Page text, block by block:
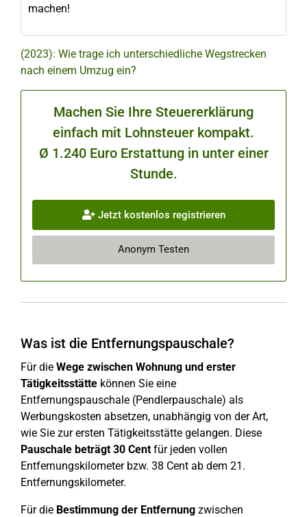
machen!
(2023): Wie trage ich unterschiedliche Wegstrecken
nach einem Umzug ein?
Machen Sie Ihre Steuererklärung
einfach mit Lohnsteuer kompakt.
Ø 1.240 Euro Erstattung in unter einer
Stunde.
Jetzt kostenlos registrieren
Anonym Testen
Was ist die Entfernungspauschale?
Für die Wege zwischen Wohnung und erster
Tätigkeitsstätte können Sie eine
Entfernungspauschale (Pendlerpauschale) als
Werbungskosten absetzen, unabhängig von der Art,
wie Sie zur ersten Tätigkeitsstätte gelangen. Diese
Pauschale beträgt 30 Centfür jeden vollen
Entfernungskilometer bzw. 38 Cent ab dem 21.
Entfernungskilometer.
Für die Bestimmung der Entfernung zwischen